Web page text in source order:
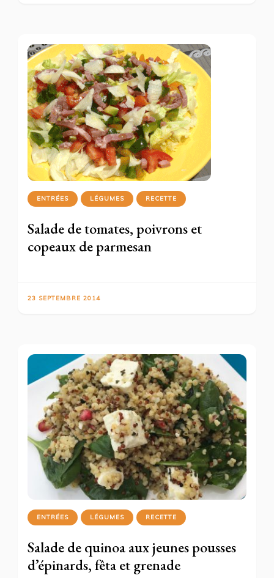
ENTRÉES LÉGUMES RECETTE
Salade de tomates, poivrons et
copeaux de parmesan
23 SEPTEMBRE 2014
ENTRÉES LÉGUMES RECETTE
Salade de quinoa aux jeunes pousses
d’épinards, fêta et grenade